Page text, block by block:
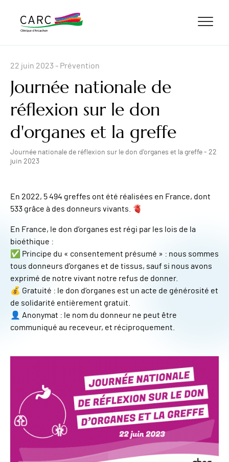
22 juin 2023 - Prévention
Journée nationale de
réflexion sur le don
d'organes et la greffe
Journée nationale de réflexion sur le don d'organes et la greffe - 22
juin 2023
En 2022, 5 494 greffes ont été réalisées en France, dont
533 grâce à des donneurs vivants. 🫀
En France, le don d’organes est régi par les lois de la
bioéthique :
✅ Principe du « consentement présumé » : nous sommes
tous donneurs d’organes et de tissus, sauf si nous avons
exprimé de notre vivant notre refus de donner.
💰 Gratuité : le don d’organes est un acte de générosité et
de solidarité entièrement gratuit.
👤 Anonymat : le nom du donneur ne peut être
communiqué au receveur, et réciproquement.